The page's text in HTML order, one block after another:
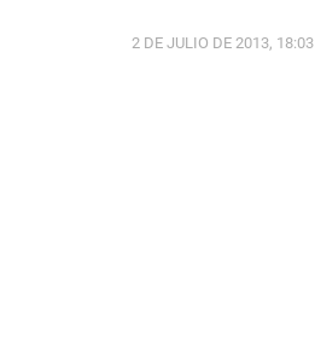
2 DE JULIO DE 2013, 18:03